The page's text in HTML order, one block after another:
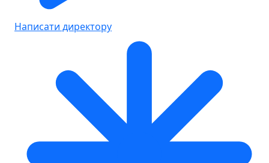
Написати директору